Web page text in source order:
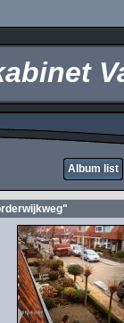
Album list